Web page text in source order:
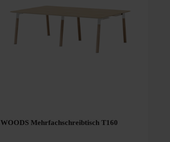
WOODS Mehrfachschreibtisch T160